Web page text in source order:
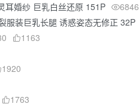
耳婚纱 巨乳白丝还原 151P 6846
服装巨乳长腿 诱惑姿态无修正 32P
1163
1920
1763